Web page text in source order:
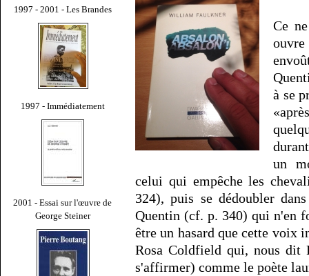
1997 - 2001 - Les Brandes
1997 - Immédiatement
2001 - Essai sur l'œuvre de
George Steiner
Ce
à se
un
celui qui empêche les
324), puis se dédoubler
Quentin (cf. p. 340) qui n'en
être un hasard que cette voix
Rosa Coldfield qui, nous dit
s'affirmer) comme le poète